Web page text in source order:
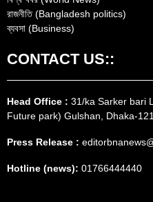
রাজনীতি (Bangladesh politics)
ব্যবসা (Business)
CONTACT US::
Head Office : 31/ka Sarker bari
Future park) Gulshan, Dhaka-
Press Release :
Hotline (news): 01766444440